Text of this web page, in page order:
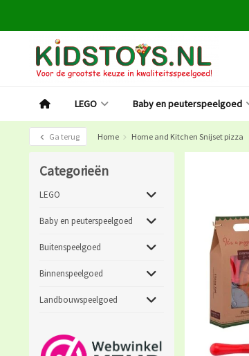
LEGO Baby en peuterspeelgoed
Ga terug Home Home and Kitchen Snijset pizza
Categorieën
LEGO
Baby en peuterspeelgoed
Buitenspeelgoed
Binnenspeelgoed
Landbouwspeelgoed